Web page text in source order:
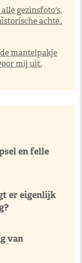
gezinsfoto's,
achte..
mantelpakje
mij uit.
en felle
er eigenlijk
van